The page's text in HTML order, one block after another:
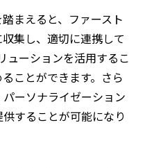
まえると、ファースト
集し、適切に連携して
ューションを活用するこ
ことができます。さら
ーソナライゼーション
することが可能になり